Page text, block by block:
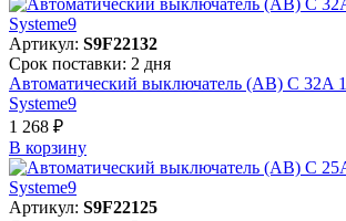
Артикул: S9F22132
Срок поставки: 2 дня
Автоматический выключатель (АВ) C 32A
Systeme9
1 268 ₽
В корзинy
Артикул: S9F22125